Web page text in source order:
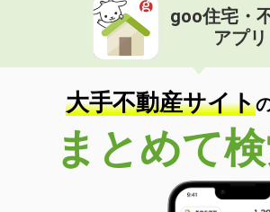
goo住宅・
アプリ
大手不動産サイト
まとめて検